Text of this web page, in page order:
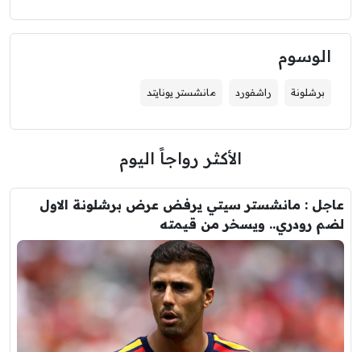
الوسوم
برشلونة راشفورد مانشستر يونايتد
الأكثر رواجاً اليوم
عاجل : مانشستر سيتي يرفض عرض برشلونة الاول
لضم رودري.. ويسخر من قيمته